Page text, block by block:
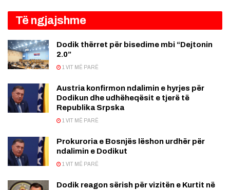
Të ngjajshme
Dodik thërret për bisedime mbi “Dejtonin
2.0”
1 VIT MË PARË
Austria konfirmon ndalimin e hyrjes për
Dodikun dhe udhëheqësit e tjerë të
Republika Srpska
1 VIT MË PARË
Prokuroria e Bosnjës lëshon urdhër për
ndalimin e Dodikut
1 VIT MË PARË
Dodik reagon sërish për vizitën e Kurtit në